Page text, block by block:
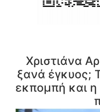
Χριστιάνα
ξανά έγκυος;
εκπομπή και